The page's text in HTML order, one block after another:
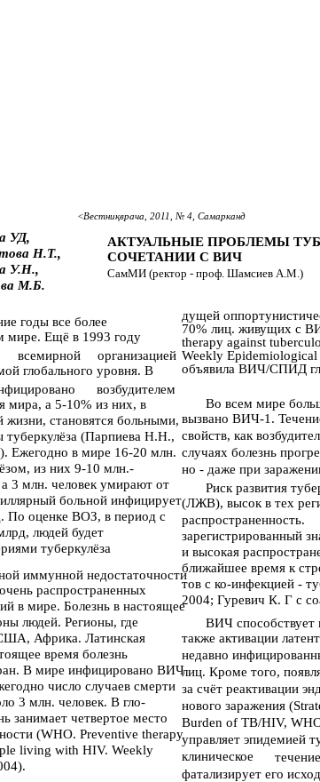
<Вестниқврача, 2011, № 4, Самарканд
УД,
Н.Т.,
У.Н.,
М.Б.
годы все более
мире. Ещё в 1993 году
всемирной
организацией
глобального уровня. В
возбудителем
мира, а 5-10% из них, в
жизни, становятся больными,
(Парпиева Н.Н.,
Ежегодно в мире 16-20 млн.
из них 9-10 млн.-
3 млн. человек умирают от
больной инфицирует
По оценке ВОЗ, в период с
людей будет
туберкулёза
иммунной недостаточности
распространенных
в мире. Болезнь в настоящее
людей. Регионы, где
Африка. Латинская
время болезнь
В мире инфицировано ВИЧ
число случаев смерти
3 млн. человек. В гло-
занимает четвертое место
(WHO. Preventive therapy
living with HIV. Weekly
дущей
70% лиц. живущих с
therapy against
Weekly
объявила ВИЧ/СПИД
Во всем мире
вызвано ВИЧ-1.
свойств, как
случаях болезнь
но - даже при
Риск развития
(ЛЖВ), высок в тех
распространенность.
зарегистрированный
и высокая
ближайшее время к
тов с ко-инфекцией -
2004; Гуревич К. Г с
ВИЧ способствует
также активации
недавно
лиц. Кроме того,
за счёт реактивации
нового заражения
Burden of ТВ/HIV,
управляет эпидемией
клиническое
течение
фатализирует его
АКТУАЛЬНЫЕ ПРОБЛЕМЫ
СОЧЕТАНИИ С ВИЧ
СамМИ (ректор - проф. Шамсиев А.М.)